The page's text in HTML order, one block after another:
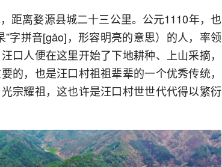
距离婺源县城二十三公里。公元1110年，也
字拼音[gǎo]，形容明亮的意思）的人，率领
口人便在这里开始了下地耕种、上山采摘，
的，也是汪口村祖祖辈辈的一个优秀传统，
宗耀祖，这也许是汪口村世世代代得以繁衍